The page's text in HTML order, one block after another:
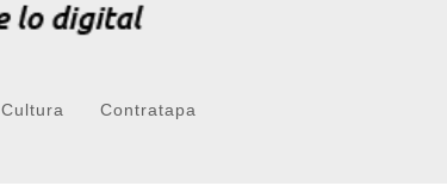
Cultura Contratapa